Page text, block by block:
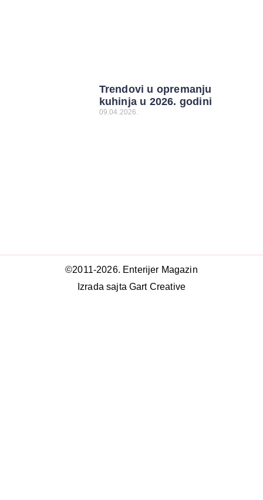
Trendovi u opremanju
kuhinja u 2026. godini
09.04.2026.
©2011-2026. Enterijer Magazin
Izrada sajta Gart Creative